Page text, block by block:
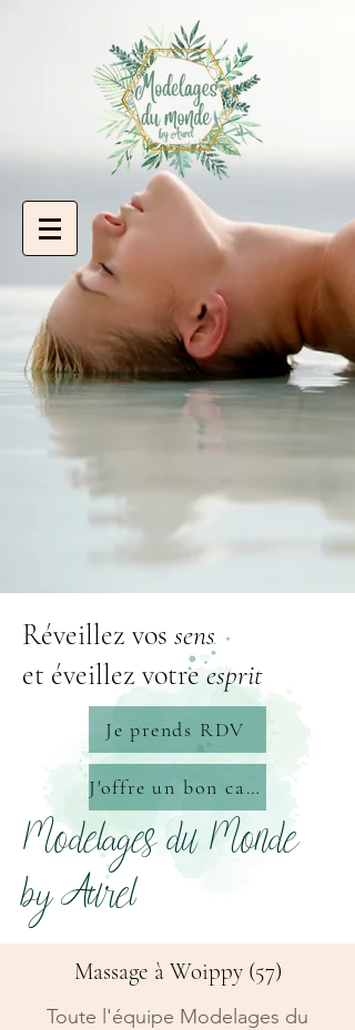
Réveillez vos sens
et éveillez votreesprit
Je prends RDV
J'offre un bon cadeau
Modelages du Monde
by Aurel
Massage à Woippy (57)
Toute l'équipe Modelages du